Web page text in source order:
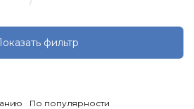
Показать фильтр
По популярности